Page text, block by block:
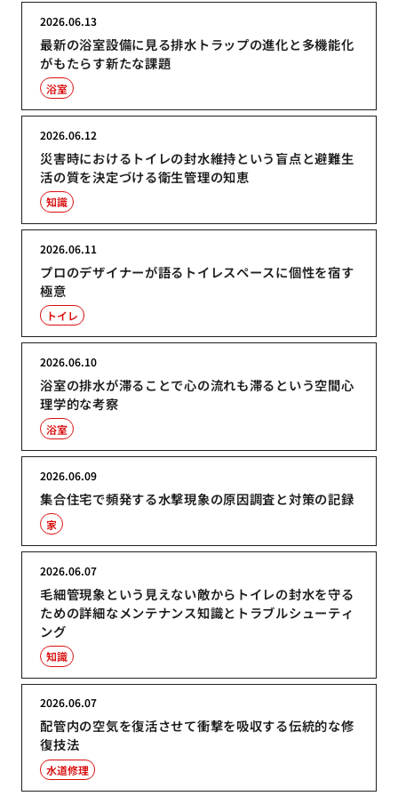
最新の浴室設備に見る排水トラップの進化と多機能化
がもたらす新たな課題
2026.06.13
浴室
災害時におけるトイレの封水維持という盲点と避難生
活の質を決定づける衛生管理の知恵
2026.06.12
知識
プロのデザイナーが語るトイレスペースに個性を宿す
極意
2026.06.11
トイレ
浴室の排水が滞ることで心の流れも滞るという空間心
理学的な考察
2026.06.10
浴室
集合住宅で頻発する水撃現象の原因調査と対策の記録
2026.06.09
家
毛細管現象という見えない敵からトイレの封水を守る
ための詳細なメンテナンス知識とトラブルシューティ
ング
2026.06.07
知識
配管内の空気を復活させて衝撃を吸収する伝統的な修
復技法
2026.06.07
水道修理